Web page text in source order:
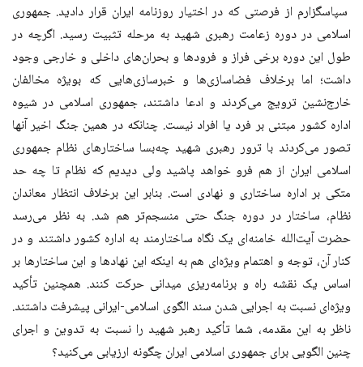
سپاسگزارم از فرصتی که در اختیار روزنامه ایران قرار دادید. جمهوری
اسلامی در دوره زعامت رهبری شهید به مرحله تثبیت رسید. اگرچه در
طول این دوره برخی فراز و فرودها و بحران‌های داخلی و خارجی وجود
داشت؛ اما برخلاف فضاسازی‌ها و خبرسازی‌هایی که بویژه مخالفان
خارج‌نشین ترویج می‌کردند و ادعا داشتند، جمهوری اسلامی در شیوه
اداره کشور مبتنی بر فرد یا افراد نیست. چنانکه در همین جنگ اخیر آنها
تصور می‌کردند با ترور رهبری شهید چه‌بسا ساختارهای نظام جمهوری
اسلامی ایران از هم فرو خواهد پاشید ولی دیدیم که نظام تا چه حد
متکی بر اداره ساختاری و نهادی است. بنابر این برخلاف انتظار معاندان
نظام، ساختار در دوره جنگ حتی منسجم‌تر هم شد. به نظر می‌رسد
حضرت آیت‌الله خامنه‌ای یک نگاه ساختارمند به اداره کشور داشتند و در
کنار آن، توجه و اهتمام ویژه‌ای هم به اینکه این نهادها و این ساختارها بر
اساس یک نقشه راه و برنامه‌ریزی میدانی حرکت کنند. همچنین تأکید
ویژه‌ای نسبت به اجرایی شدن سند الگوی اسلامی-ایرانی پیشرفت داشتند.
ناظر به این مقدمه، شما تأکید رهبر شهید را نسبت به تدوین و اجرای
چنین الگویی برای جمهوری اسلامی ایران چگونه ارزیابی می‌کنید؟